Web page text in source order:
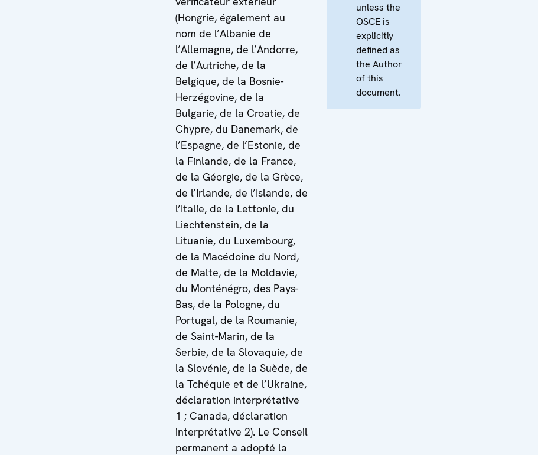
(Hongrie, également au
nom de l’Albanie de
l’Allemagne, de l’Andorre,
de l’Autriche, de la
Belgique, de la Bosnie-
Herzégovine, de la
Bulgarie, de la Croatie, de
Chypre, du Danemark, de
l’Espagne, de l’Estonie, de
la Finlande, de la France,
de la Géorgie, de la Grèce,
de l’Irlande, de l’Islande, de
l’Italie, de la Lettonie, du
Liechtenstein, de la
Lituanie, du Luxembourg,
de la Macédoine du Nord,
de Malte, de la Moldavie,
du Monténégro, des Pays-
Bas, de la Pologne, du
Portugal, de la Roumanie,
de Saint-Marin, de la
Serbie, de la Slovaquie, de
la Slovénie, de la Suède, de
la Tchéquie et de l’Ukraine,
déclaration interprétative
1 ; Canada, déclaration
interprétative 2). Le Conseil
permanent a adopté la
unless the
OSCE is
explicitly
defined as
the Author
of this
document.